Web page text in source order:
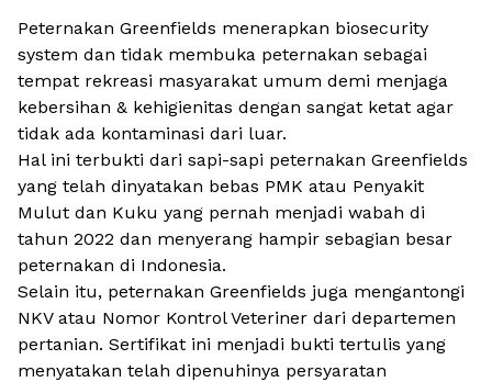
Peternakan Greenfields menerapkan biosecurity
system dan tidak membuka peternakan sebagai
tempat rekreasi masyarakat umum demi menjaga
kebersihan & kehigienitas dengan sangat ketat agar
tidak ada kontaminasi dari luar.
Hal ini terbukti dari sapi-sapi peternakan Greenfields
yang telah dinyatakan bebas PMK atau Penyakit
Mulut dan Kuku yang pernah menjadi wabah di
tahun 2022 dan menyerang hampir sebagian besar
peternakan di Indonesia.
Selain itu, peternakan Greenfields juga mengantongi
NKV atau Nomor Kontrol Veteriner dari departemen
pertanian. Sertifikat ini menjadi bukti tertulis yang
menyatakan telah dipenuhinya persyaratan